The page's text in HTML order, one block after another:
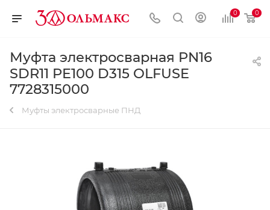
0 0
Муфта электросварная PN16
SDR11 PE100 D315 OLFUSE
7728315000
Муфты электросварные ПНД